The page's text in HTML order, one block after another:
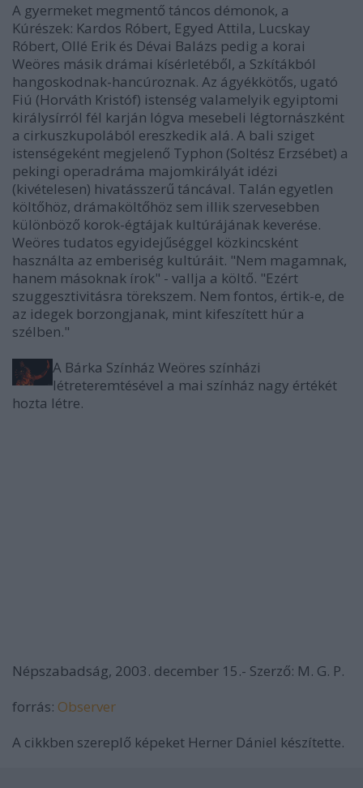
A gyermeket megmentő táncos démonok, a
Kúrészek: Kardos Róbert, Egyed Attila, Lucskay
Róbert, Ollé Erik és Dévai Balázs pedig a korai
Weöres másik drámai kísérletéből, a Szkítákból
hangoskodnak-hancúroznak. Az ágyékkötős, ugató
Fiú (Horváth Kristóf) istenség valamelyik egyiptomi
királysírról fél karján lógva mesebeli légtornászként
a cirkuszkupolából ereszkedik alá. A bali sziget
istenségeként megjelenő Typhon (Soltész Erzsébet) a
pekingi operadráma majomkirályát idézi
(kivételesen) hivatásszerű táncával. Talán egyetlen
költőhöz, drámaköltőhöz sem illik szervesebben
különböző korok-égtájak kultúrájának keverése.
Weöres tudatos egyidejűséggel közkincsként
használta az emberiség kultúráit. "Nem magamnak,
hanem másoknak írok" - vallja a költő. "Ezért
szuggesztivitásra törekszem. Nem fontos, értik-e, de
az idegek borzongjanak, mint kifeszített húr a
szélben."
A Bárka Színház Weöres színházi
létreteremtésével a mai színház nagy értékét
hozta létre.
Népszabadság, 2003. december 15.- Szerző: M. G. P.
forrás: Observer
A cikkben szereplő képeket Herner Dániel készítette.